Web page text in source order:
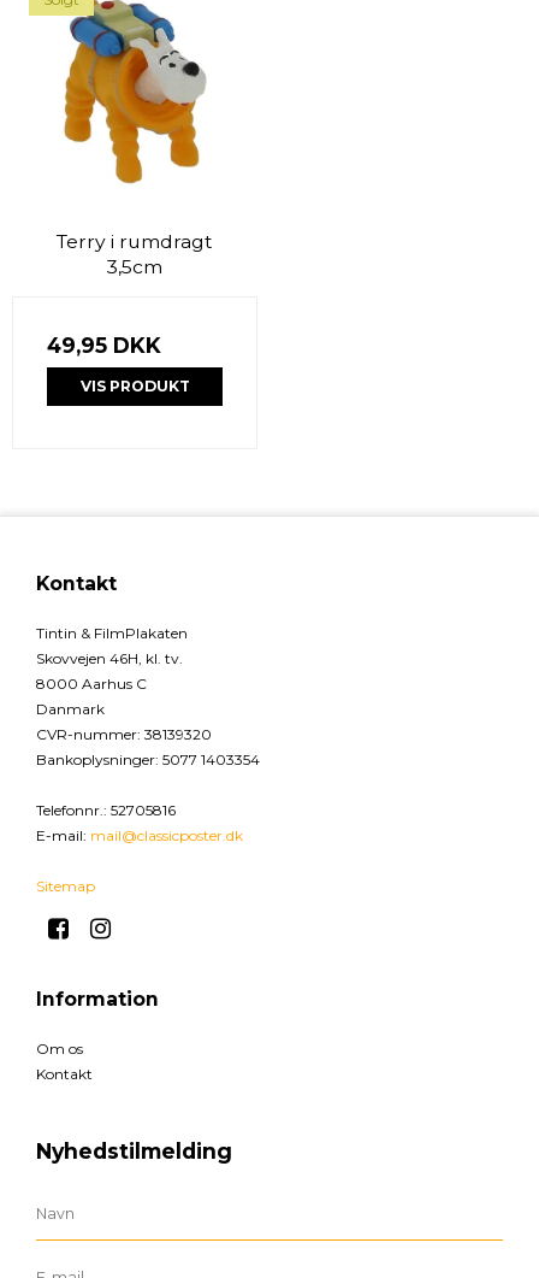
Terry i rumdragt
3,5cm
49,95 DKK
VIS PRODUKT
Kontakt
Tintin & FilmPlakaten
Skovvejen 46H, kl. tv.
8000 Aarhus C
Danmark
CVR-nummer: 38139320
Bankoplysninger: 5077 1403354
Telefonnr.: 52705816
E-mail: mail@classicposter.dk
Sitemap
Information
Om os
Kontakt
Nyhedstilmelding